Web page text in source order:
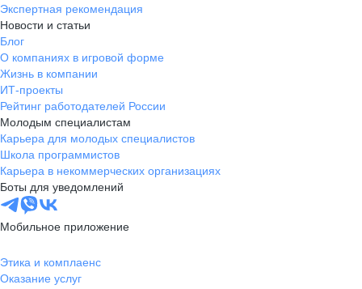
Экспертная рекомендация
Новости и статьи
Блог
О компаниях в игровой форме
Жизнь в компании
ИТ-проекты
Рейтинг работодателей России
Молодым специалистам
Карьера для молодых специалистов
Школа программистов
Карьера в некоммерческих организациях
Боты для уведомлений
Мобильное приложение
Этика и комплаенс
Оказание услуг